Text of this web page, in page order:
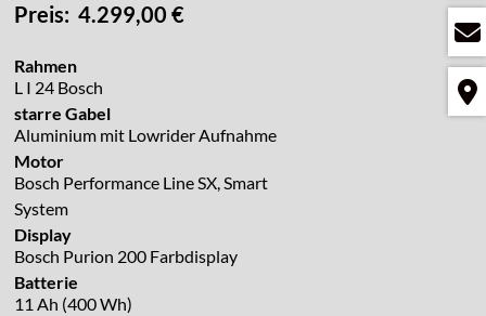
Preis: 4.299,00 €
Rahmen
L I 24 Bosch
starre Gabel
Aluminium mit Lowrider Aufnahme
Motor
Bosch Performance Line SX, Smart
System
Display
Bosch Purion 200 Farbdisplay
Batterie
11 Ah (400 Wh)